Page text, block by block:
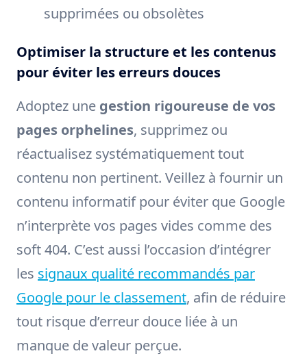
supprimées ou obsolètes
Optimiser la structure et les contenus
pour éviter les erreurs douces
Adoptez une gestion rigoureuse de vos
pages orphelines, supprimez ou
réactualisez systématiquement tout
contenu non pertinent. Veillez à fournir un
contenu informatif pour éviter que Google
n’interprète vos pages vides comme des
soft 404. C’est aussi l’occasion d’intégrer
les signaux qualité recommandés par
Google pour le classement, afin de réduire
tout risque d’erreur douce liée à un
manque de valeur perçue.